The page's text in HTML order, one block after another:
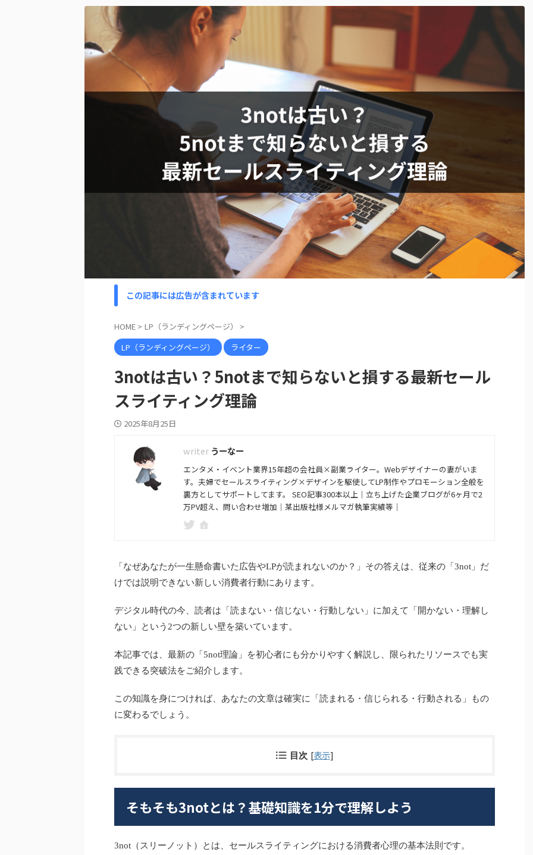
この記事には広告が含まれています
HOME > LP（ランディングページ）
>
LP（ランディングページ）
ライター
3notは古い？5notまで知らないと損する最新セール
スライティング理論
2025年8月25日
うーなー
エンタメ・イベント業界15年超の会社員×副業ライター。Webデザイナーの妻がいま
す。夫婦でセールスライティング×デザインを駆使してLP制作やプロモーション全般を
裏方としてサポートしてます。 SEO記事300本以上｜立ち上げた企業ブログが6ヶ月で2
万PV超え、問い合わせ増加｜某出版社様メルマガ執筆実績等｜
「なぜあなたが一生懸命書いた広告やLPが読まれないのか？」その答えは、従来の「3not」だ
けでは説明できない新しい消費者行動にあります。
デジタル時代の今、読者は「読まない・信じない・行動しない」に加えて「開かない・理解し
ない」という2つの新しい壁を築いています。
本記事では、最新の「5not理論」を初心者にも分かりやすく解説し、限られたリソースでも実
践できる突破法をご紹介します。
この知識を身につければ、あなたの文章は確実に「読まれる・信じられる・行動される」もの
に変わるでしょう。
目次 [表示]
そもそも3notとは？基礎知識を1分で理解しよう
3not（スリーノット）とは、セールスライティングにおける消費者心理の基本法則です。